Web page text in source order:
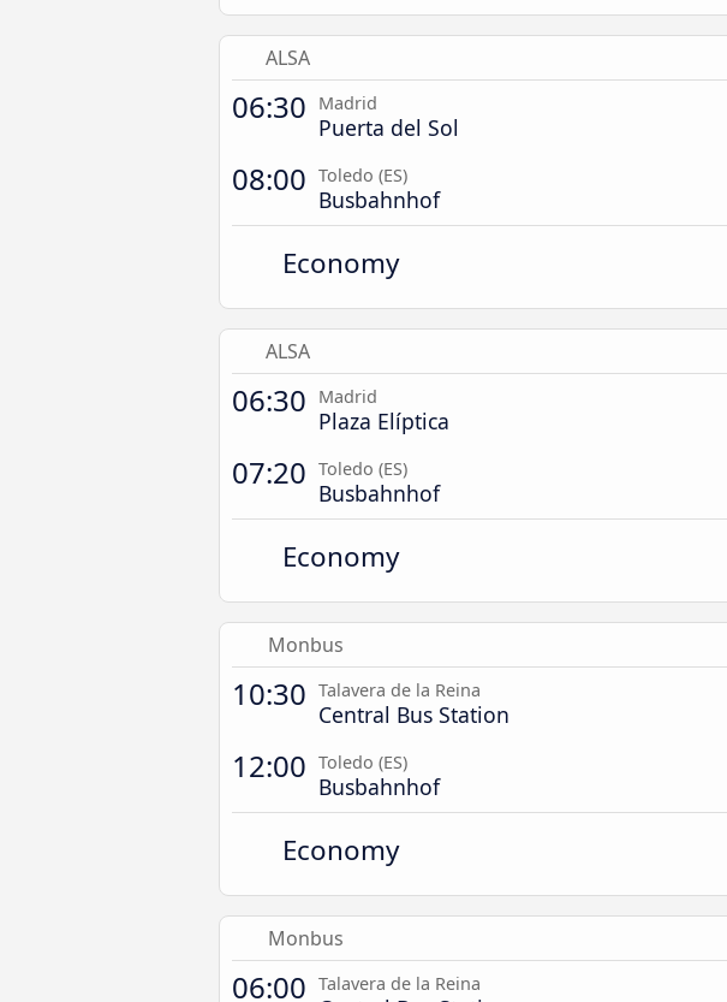
ALSA
06:30 Madrid
Puerta del Sol
08:00 Toledo (ES)
Busbahnhof
Economy
ALSA
06:30 Madrid
Plaza Elíptica
07:20 Toledo (ES)
Busbahnhof
Economy
Monbus
10:30 Talavera de la Reina
Central Bus Station
12:00 Toledo (ES)
Busbahnhof
Economy
Monbus
06:00 Talavera de la Reina